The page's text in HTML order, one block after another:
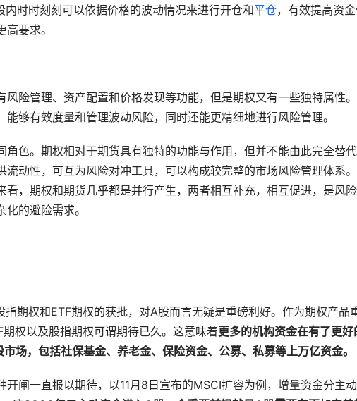
时时刻刻可以依据价格的波动情况来进行开仓和平仓，有效提高资
要求。
险管理、资产配置和价格发现等功能，但是期权又有一些独特属性
够有效度量和管理波动风险，同时还能更精细地进行风险管理。
色。期权相对于期货具有独特的功能与作用，但并不能由此完全替
动性，可互为风险对冲工具，可以构成较完整的市场风险管理体系
，期权和期货几乎都是并行产生，两者相互补充，相互促进，是风
的避险需求。
权和ETF期权的获批，对A股而言无疑是重磅利好。作为期权产品
权以及股指期权可谓期待已久。这意味着更多的机构资金在有了更好
场，包括社保基金、养老金、保险资金、公募、私募等上万亿资金。
闸一直报以期待，以11月8日宣布的MSCI扩容为例，增量资金分主